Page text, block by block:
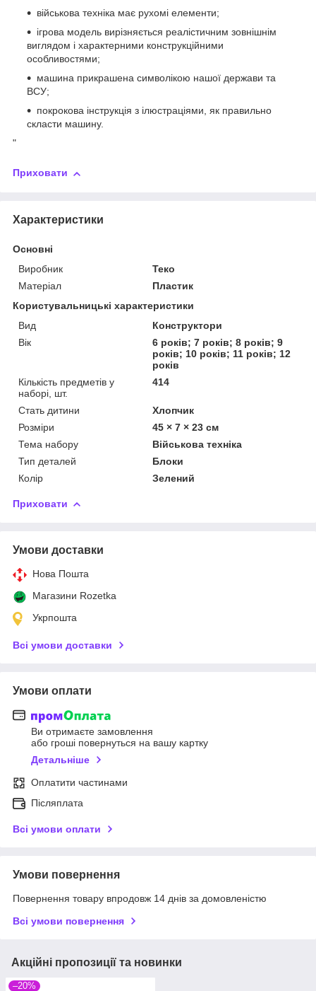
військова техніка має рухомі елементи;
ігрова модель вирізняється реалістичним зовнішнім
виглядом і характерними конструкційними
особливостями;
машина прикрашена символікою нашої держави та
ВСУ;
покрокова інструкція з ілюстраціями, як правильно
скласти машину.
"
Приховати
Характеристики
Основні
Виробник
Теко
Матеріал
Пластик
Користувальницькі характеристики
Вид
Конструктори
Вік
6 років; 7 років; 8 років; 9
років; 10 років; 11 років; 12
років
Кількість предметів у
наборі, шт.
414
Стать дитини
Хлопчик
Розміри
45 × 7 × 23 см
Тема набору
Військова техніка
Тип деталей
Блоки
Колір
Зелений
Приховати
Умови доставки
Нова Пошта
Магазини Rozetka
Укрпошта
Всі умови доставки
Умови оплати
Ви отримаєте замовлення
або гроші повернуться на вашу картку
Детальніше
Оплатити частинами
Післяплата
Всі умови оплати
Умови повернення
Повернення товару впродовж 14 днів за домовленістю
Всі умови повернення
Акційні пропозиції та новинки
–20%